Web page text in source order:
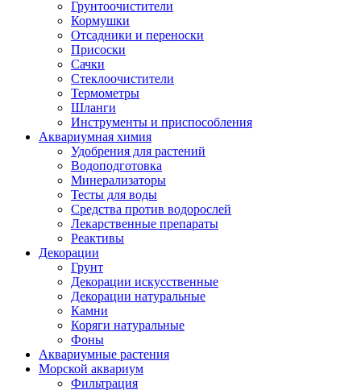
Грунтоочистители
Кормушки
Отсадники и переноски
Присоски
Сачки
Стеклоочистители
Термометры
Шланги
Инструменты и приспособления
Аквариумная химия
Удобрения для растений
Водоподготовка
Минерализаторы
Тесты для воды
Средства против водорослей
Лекарственные препараты
Реактивы
Декорации
Грунт
Декорации искусственные
Декорации натуральные
Камни
Коряги натуральные
Фоны
Аквариумные растения
Морской аквариум
Фильтрация